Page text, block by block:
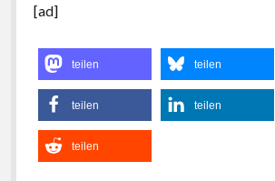
[ad]
teilen teilen
teilen teilen
teilen